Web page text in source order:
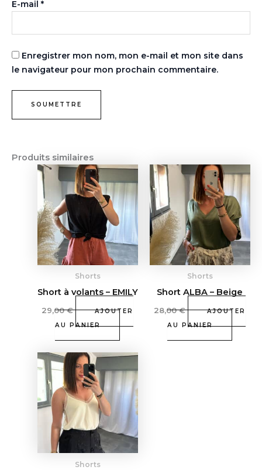
E-mail *
Enregistrer mon nom, mon e-mail et mon site dans
le navigateur pour mon prochain commentaire.
Produits similaires
Shorts
Short à volants – EMILY
29,00€
AJOUTER
AU PANIER
Shorts
Short ALBA – Beige
28,00€
AJOUTER
AU PANIER
Shorts
Ce
produit
a
plusieurs
variations.
Les
options